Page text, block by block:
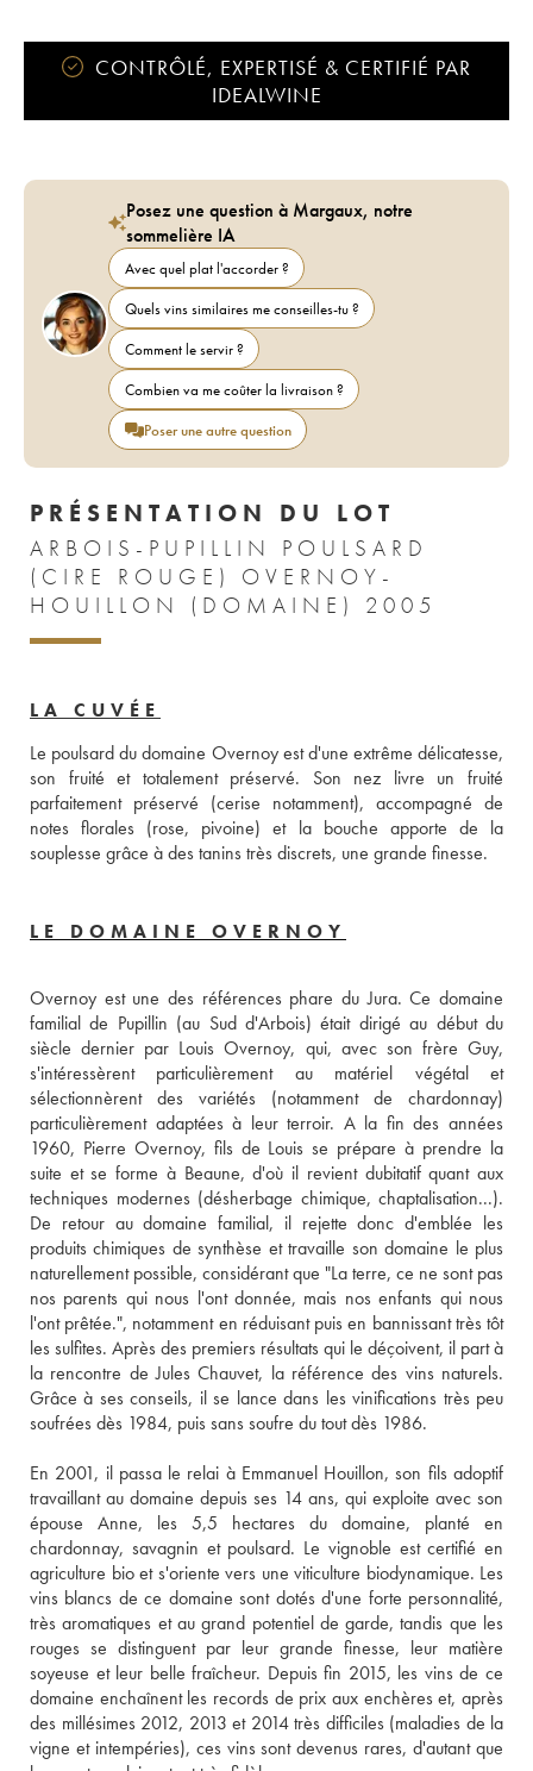
Propriétaire :
Overnoy-Houillon (Domaine)
CONTRÔLÉ, EXPERTISÉ & CERTIFIÉ PAR
IDEALWINE
Posez une question à Margaux, notre
sommelière IA
Avec quel plat l'accorder ?
Quels vins similaires me conseilles-tu ?
Comment le servir ?
Combien va me coûter la livraison ?
Poser une autre question
PRÉSENTATION DU LOT
ARBOIS-PUPILLIN POULSARD
(CIRE ROUGE) OVERNOY-
HOUILLON (DOMAINE) 2005
LA CUVÉE
Le poulsard du domaine Overnoy est d'une extrême délicatesse,
son fruité et totalement préservé. Son nez livre un fruité
parfaitement préservé (cerise notamment), accompagné de
notes florales (rose, pivoine) et la bouche apporte de la
souplesse grâce à des tanins très discrets, une grande finesse.
LE DOMAINE OVERNOY
Overnoy est une des références phare du Jura. Ce domaine
familial de Pupillin (au Sud d'Arbois) était dirigé au début du
siècle dernier par Louis Overnoy, qui, avec son frère Guy,
s'intéressèrent particulièrement au matériel végétal et
sélectionnèrent des variétés (notamment de chardonnay)
particulièrement adaptées à leur terroir. A la fin des années
1960, Pierre Overnoy, fils de Louis se prépare à prendre la
suite et se forme à Beaune, d'où il revient dubitatif quant aux
techniques modernes (désherbage chimique, chaptalisation...).
De retour au domaine familial, il rejette donc d'emblée les
produits chimiques de synthèse et travaille son domaine le plus
naturellement possible, considérant que "La terre, ce ne sont pas
nos parents qui nous l'ont donnée, mais nos enfants qui nous
l'ont prêtée.", notamment en réduisant puis en bannissant très tôt
les sulfites. Après des premiers résultats qui le déçoivent, il part à
la rencontre de Jules Chauvet, la référence des vins naturels.
Grâce à ses conseils, il se lance dans les vinifications très peu
soufrées dès 1984, puis sans soufre du tout dès 1986.
En 2001, il passa le relai à Emmanuel Houillon, son fils adoptif
travaillant au domaine depuis ses 14 ans, qui exploite avec son
épouse Anne, les 5,5 hectares du domaine, planté en
chardonnay, savagnin et poulsard. Le vignoble est certifié en
agriculture bio et s'oriente vers une viticulture biodynamique. Les
vins blancs de ce domaine sont dotés d'une forte personnalité,
très aromatiques et au grand potentiel de garde, tandis que les
rouges se distinguent par leur grande finesse, leur matière
soyeuse et leur belle fraîcheur. Depuis fin 2015, les vins de ce
domaine enchaînent les records de prix aux enchères et, après
des millésimes 2012, 2013 et 2014 très difficiles (maladies de la
vigne et intempéries), ces vins sont devenus rares, d'autant que